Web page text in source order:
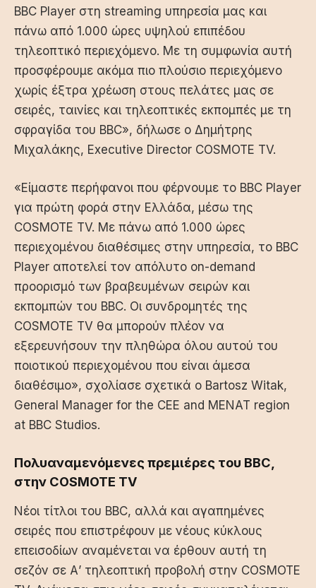
BBC Player στη streaming υπηρεσία μας και
πάνω από 1.000 ώρες υψηλού επιπέδου
τηλεοπτικό περιεχόμενο. Με τη συμφωνία αυτή
προσφέρουμε ακόμα πιο πλούσιο περιεχόμενο
χωρίς έξτρα χρέωση στους πελάτες μας σε
σειρές, ταινίες και τηλεοπτικές εκπομπές με τη
σφραγίδα του BBC», δήλωσε ο Δημήτρης
Μιχαλάκης, Executive Director COSMOTE TV.
«Είμαστε περήφανοι που φέρνουμε το BBC Player
για πρώτη φορά στην Ελλάδα, μέσω της
COSMOTE TV. Με πάνω από 1.000 ώρες
περιεχομένου διαθέσιμες στην υπηρεσία, το BBC
Player αποτελεί τον απόλυτο on-demand
προορισμό των βραβευμένων σειρών και
εκπομπών του BBC. Οι συνδρομητές της
COSMOTE TV θα μπορούν πλέον να
εξερευνήσουν την πληθώρα όλου αυτού του
ποιοτικού περιεχομένου που είναι άμεσα
διαθέσιμο», σχολίασε σχετικά ο Bartosz Witak,
General Manager for the CEE and MENAT region
at BBC Studios.
Πολυαναμενόμενες πρεμιέρες του BBC,
στην COSMOTE TV
Νέοι τίτλοι του BBC, αλλά και αγαπημένες
σειρές που επιστρέφουν με νέους κύκλους
επεισοδίων αναμένεται να έρθουν αυτή τη
σεζόν σε Α’ τηλεοπτική προβολή στην COSMOTE